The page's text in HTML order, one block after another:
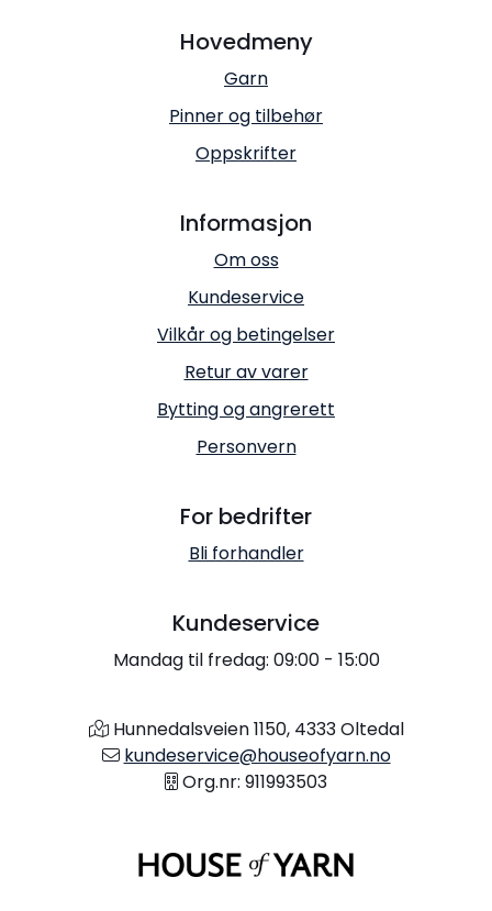
Hovedmeny
Garn
Pinner og tilbehør
Oppskrifter
Informasjon
Om oss
Kundeservice
Vilkår og betingelser
Retur av varer
Bytting og angrerett
Personvern
For bedrifter
Bli forhandler
Kundeservice
Mandag til fredag: 09:00 - 15:00
Hunnedalsveien 1150, 4333 Oltedal
kundeservice@houseofyarn.no
Org.nr: 911993503